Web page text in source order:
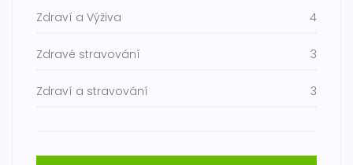
Zdraví a Výživa 4
Zdravé stravování 3
Zdraví a stravování 3